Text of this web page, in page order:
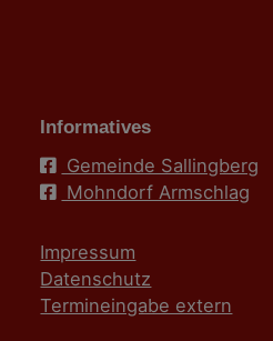
Informatives
Gemeinde Sallingberg
Mohndorf Armschlag
Impressum
Datenschutz
Termineingabe extern